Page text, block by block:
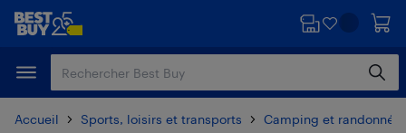
Passer
principal
Passer
Accueil Sports, loisirs et transports Camping et randonnée